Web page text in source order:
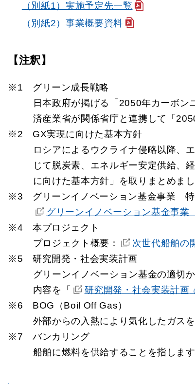
（別紙1）実施予定先一覧
（別紙2）事業概要資料
【注釈】
※1 グリーン成長戦略
日本政府が掲げる「2050年カーボ
済産業省が関係省庁と連携して「
※2 GX実現に向けた基本方針
ロシアによるウクライナ侵略以降、
じて脱炭素、エネルギー安定供給、
に向けた基本方針」を取りまとめまし
※3 グリーンイノベーション基金事業 特
グリーンイノベーション基金事
※4 本プロジェクト
プロジェクト概要：
次世代船舶の
※5 研究開発・社会実装計画
グリーンイノベーション基金の適切
内容を「
研究開発・社会実装計画
※6 BOG（Boil Off Gas）
外部からの入熱により気化したガスを
※7 バンカリング
船舶に燃料を供給することを指します